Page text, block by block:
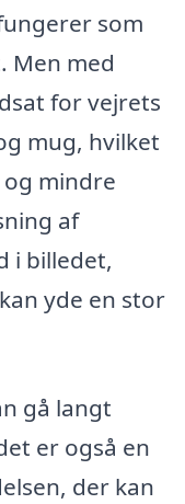
som
Men med
for vejrets
mug, hvilket
mindre
af
i billedet,
yde en stor
gå langt
er også en
der kan